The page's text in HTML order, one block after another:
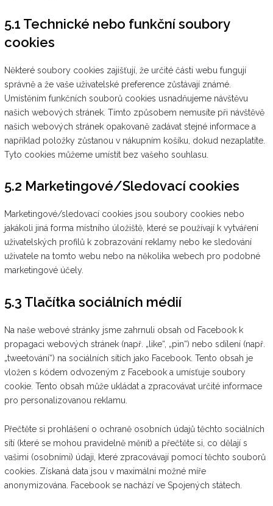
5.1 Technické nebo funkční soubory
cookies
Některé soubory cookies zajišťují, že určité části webu fungují
správně a že vaše uživatelské preference zůstávají známé.
Umístěním funkčních souborů cookies usnadňujeme návštěvu
našich webových stránek. Tímto způsobem nemusíte při návštěvě
našich webových stránek opakovaně zadávat stejné informace a
například položky zůstanou v nákupním košíku, dokud nezaplatíte.
Tyto cookies můžeme umístit bez vašeho souhlasu.
5.2 Marketingové/Sledovací cookies
Marketingové/sledovací cookies jsou soubory cookies nebo
jakákoli jiná forma místního úložiště, které se používají k vytváření
uživatelských profilů k zobrazování reklamy nebo ke sledování
uživatele na tomto webu nebo na několika webech pro podobné
marketingové účely.
5.3 Tlačítka sociálních médií
Na naše webové stránky jsme zahrnuli obsah od Facebook k
propagaci webových stránek (např. „like“, „pin“) nebo sdílení (např.
„tweetování“) na sociálních sítích jako Facebook. Tento obsah je
vložen s kódem odvozeným z Facebook a umísťuje soubory
cookie. Tento obsah může ukládat a zpracovávat určité informace
pro personalizovanou reklamu.
Přečtěte si prohlášení o ochraně osobních údajů těchto sociálních
sítí (které se mohou pravidelně měnit) a přečtěte si, co dělají s
vašimi (osobními) údaji, které zpracovávají pomocí těchto souborů
cookies. Získaná data jsou v maximální možné míře
anonymizována. Facebook se nachází ve Spojených státech.